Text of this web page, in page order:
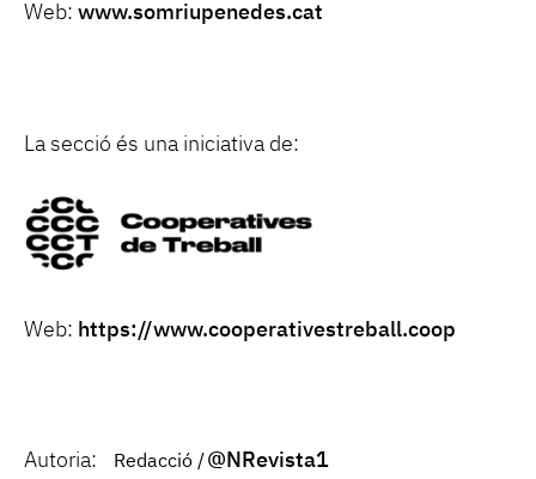
Web: www.somriupenedes.cat
La secció és una iniciativa de:
Web: https://www.cooperativestreball.coop
Autoria: Redacció @NRevista1